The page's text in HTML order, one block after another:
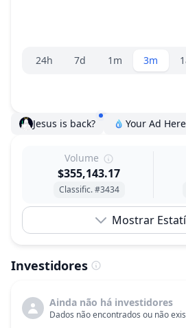
Seletor de faixa
24h 7d 1m 3m
Jesus is back? Your Ad Here
Volume
$355,143.17
Classific. #3434
Mostrar
Investidores
Ainda não há investidores
Dados não encontrados ou não